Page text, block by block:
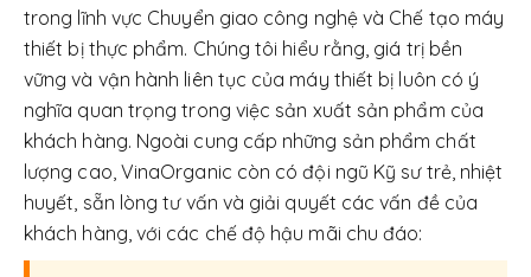
trong lĩnh vực Chuyển giao công nghệ và Chế tạo máy
thiết bị thực phẩm. Chúng tôi hiểu rằng, giá trị bền
vững và vận hành liên tục của máy thiết bị luôn có ý
nghĩa quan trọng trong việc sản xuất sản phẩm của
khách hàng. Ngoài cung cấp những sản phẩm chất
lượng cao, VinaOrganic còn có đội ngũ Kỹ sư trẻ, nhiệt
huyết, sẵn lòng tư vấn và giải quyết các vấn đề của
khách hàng, với các chế độ hậu mãi chu đáo: